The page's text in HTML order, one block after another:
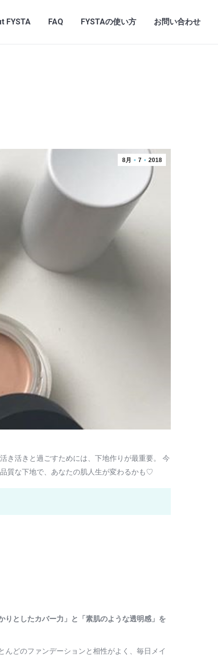
FYSTA FAQ FYSTAの使い方 お問い合わせ
8月 7 2018
き活きと過ごすためには、下地作りが最重要。 今
質な下地で、あなたの肌人生が変わるかも♡
りとしたカバー力」と「素肌のような透明感」を
どのファンデーションと相性がよく、毎日メイ